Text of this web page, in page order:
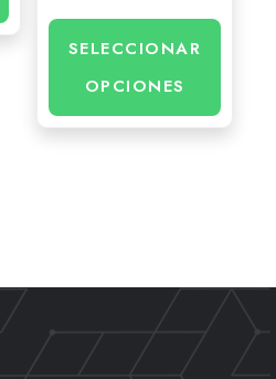
SELECCIONAR
OPCIONES